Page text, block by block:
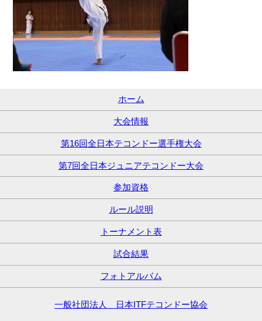
ホーム
大会情報
第16回全日本テコンドー選手権大会
第7回全日本ジュニアテコンドー大会
参加資格
ルール説明
トーナメント表
試合結果
フォトアルバム
一般社団法人 日本ITFテコンドー協会